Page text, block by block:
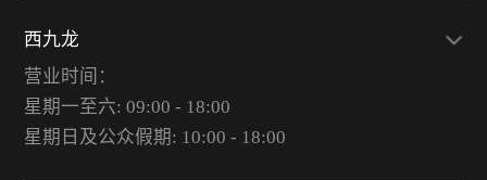
西九龙
营业时间：
星期一至六: 09:00 - 18:00
星期日及公众假期: 10:00 - 18:00